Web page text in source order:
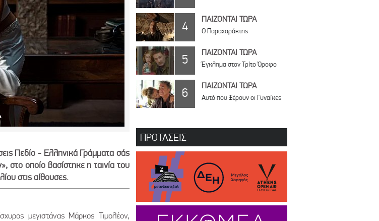
Πεδίο - Ελληνικά Γράμματα σάς
στο οποίο βασίστηκε η ταινία του
στις αίθουσες.
μεγιστάνας Μάρκος Τιμολέoν,
4 ΠΑΙΖΟΝΤΑΙ ΤΩΡΑ
Ο Παραχαράκτης
5 ΠΑΙΖΟΝΤΑΙ ΤΩΡΑ
Έγκλημα στον Τρίτο Όροφο
6 ΠΑΙΖΟΝΤΑΙ ΤΩΡΑ
Αυτό που Ξέρουν οι Γυναίκες
ΠΡΟΤΑΣΕΙΣ